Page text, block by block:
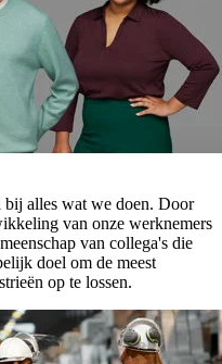
alles wat we doen. Door
van onze werknemers
van collega's die
doel om de meest
op te lossen.